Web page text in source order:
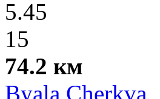
5.45
15
74.2 км
Byala Cherkva